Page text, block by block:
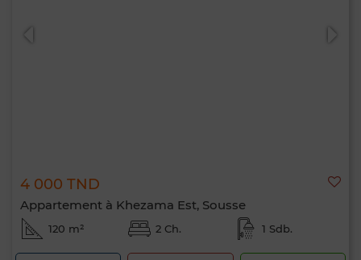
4 000 TND
Appartement à Khezama Est, Sousse
120 m² 2 Ch. 1 Sdb.